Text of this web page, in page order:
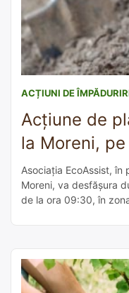
ACȚIUNI DE
Acțiune de
la Moreni,
Asociația EcoAssist,
Moreni, va desfășura
de la ora 09:30, în
ul: https://forms.gle/